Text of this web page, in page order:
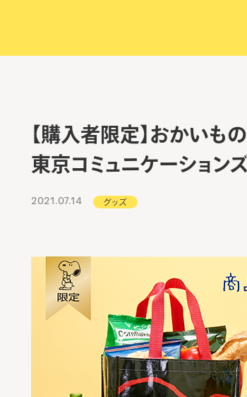
【購入者限定】おかいも
東京コミュニケーションズ
2021.07.14 グッズ